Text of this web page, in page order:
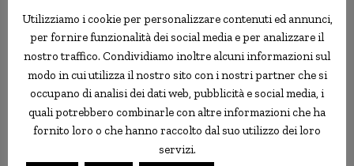
Utilizziamo i cookie per personalizzare contenuti ed annunci,
per fornire funzionalità dei social media e per analizzare il
nostro traffico. Condividiamo inoltre alcuni informazioni sul
modo in cui utilizza il nostro sito con i nostri partner che si
occupano di analisi dei dati web, pubblicità e social media, i
quali potrebbero combinarle con altre informazioni che ha
fornito loro o che hanno raccolto dal suo utilizzo dei loro
servizi.